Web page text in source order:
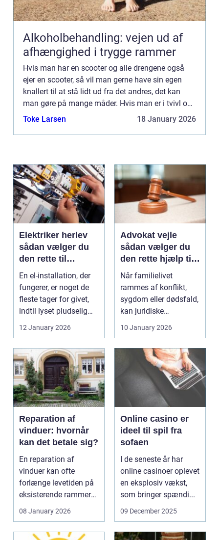
Alkoholbehandling: vejen ud af
afhængighed i trygge rammer
Hvis man har en scooter og alle drengene også
ejer en scooter, så vil man gerne have sin egen
knallert til at stå lidt ud fra det andres, det kan
man gøre på mange måder. Hvis man er i tvivl om
hvordan man skal gejle sin knallert, så skal du
Toke Larsen 18 January 2026
Elektriker herlev
sådan vælger du
den rette til
opgaven
En el-installation, der
fungerer, er noget de
fleste tager for givet,
indtil lyset pludselig
12 January 2026
Advokat vejle
sådan vælger du
den rette hjælp til
familien
Når familielivet
rammes af konflikt,
sygdom eller dødsfald,
kan juridiske
vokse si...
10 January 2026
Reparation af
vinduer: hvornår
kan det betale sig?
En reparation af
vinduer kan ofte
forlænge levetiden på
eksisterende rammer
08 January 2026
Online casino er
ideel til spil fra
sofaen
I de seneste år har
online casinoer oplevet
en eksplosiv vækst,
som bringer spændi...
09 December 2025